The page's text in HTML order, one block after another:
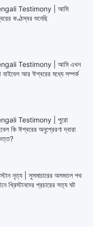
ঈশ্বরের বাক্য | যেহেতু তুমি
করো, তোমার অবশ্যই সত্যের
করা উচিত
| সপ্ত বজ্রের নিনাদ—
করছে যে রাজ্যের সুসমাচার
পড়বে
ঈশ্বরের বাক্য | তুমি কি সেই মানুষ
সঞ্চার হয়েছে?
ঈশ্বরের বাক্য | যারা ঈশ্বরকে
সকলেই ঈশ্বরবিরোধী
Testimony | আমি
কণ্ঠস্বর শুনেছি
Testimony | আমি এখন
বাইবেল আর ঈশ্বরের মধ্যে সম্পর্ক
Testimony | পুরো
কি ঈশ্বরের অনুপ্রেরণা দ্বারা
নৃত্য | সুসমাচারের অসমতল পথ
খ্রিস্টানদের প্রচারের সত্য ঘট